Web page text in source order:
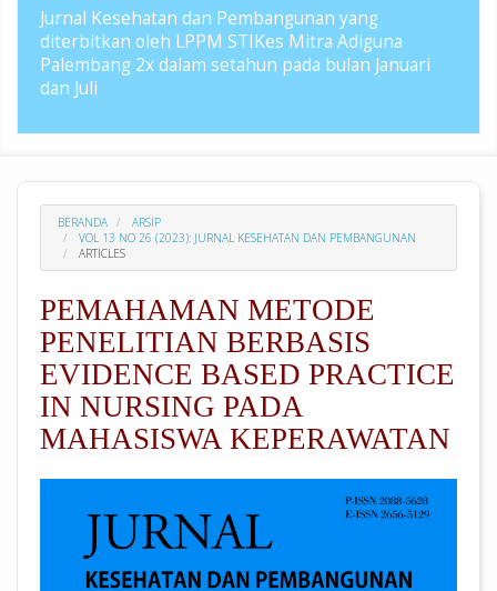
Jurnal Kesehatan dan Pembangunan yang
diterbitkan oleh LPPM STIKes Mitra Adiguna
Palembang 2x dalam setahun pada bulan Januari
dan Juli
BERANDA
ARSIP
VOL 13 NO 26 (2023): JURNAL KESEHATAN DAN PEMBANGUNAN
ARTICLES
PEMAHAMAN METODE
PENELITIAN BERBASIS
EVIDENCE BASED PRACTICE
IN NURSING PADA
MAHASISWA KEPERAWATAN